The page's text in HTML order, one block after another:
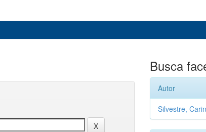
Busca
Autor
Silvestre,